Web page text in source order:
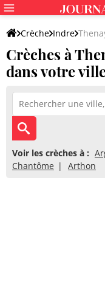
Crèche Indre
Crèches à
dans votre
Voir les crèches à :
Chantôme
Arthon